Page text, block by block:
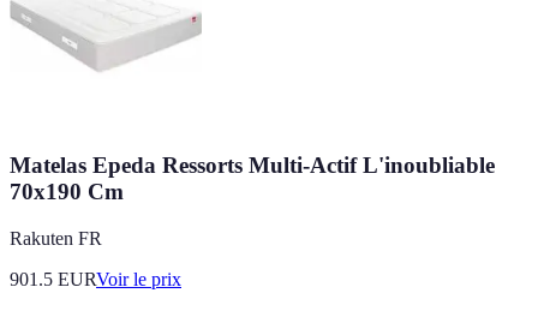
Matelas Epeda Ressorts Multi-Actif L'inoubliable
70x190 Cm
Rakuten FR
901.5 EURVoir le prix